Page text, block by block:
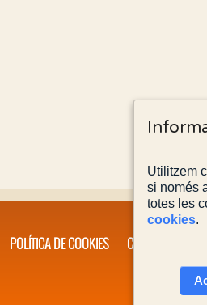
POLÍTICA DE COOKIES CONTACTA'NS
Utilitzem
si només
totes les
cookies.